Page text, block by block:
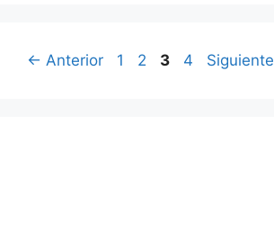
← Anterior Página
1 Página
2 Página
3 Página
4 Siguiente